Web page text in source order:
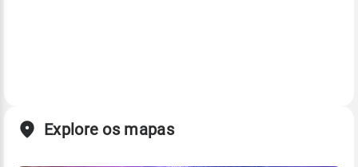
Explore os mapas